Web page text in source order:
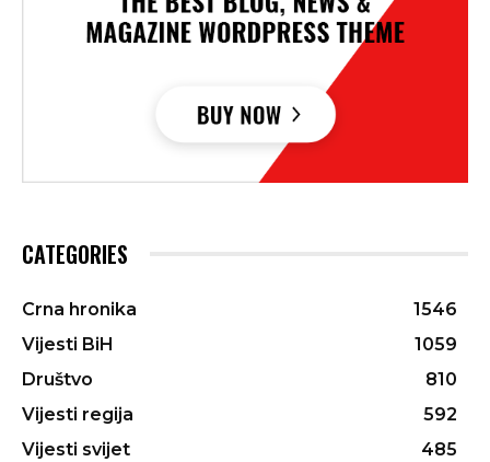
CATEGORIES
Crna hronika
1546
Vijesti BiH
1059
Društvo
810
Vijesti regija
592
Vijesti svijet
485